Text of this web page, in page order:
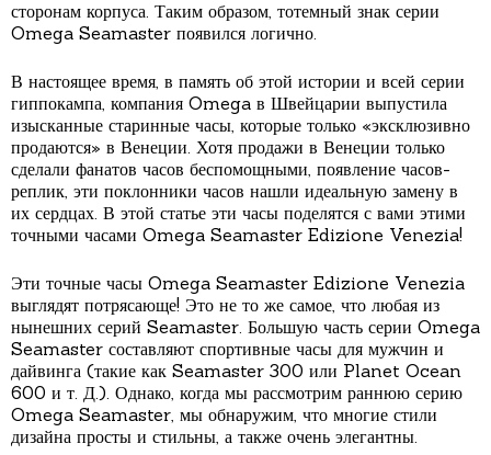
сторонам корпуса. Таким образом, тотемный знак серии
Omega Seamaster появился логично.
В настоящее время, в память об этой истории и всей серии
гиппокампа, компания Omega в Швейцарии выпустила
изысканные старинные часы, которые только «эксклюзивно
продаются» в Венеции. Хотя продажи в Венеции только
сделали фанатов часов беспомощными, появление часов-
реплик, эти поклонники часов нашли идеальную замену в
их сердцах. В этой статье эти часы поделятся с вами этими
точными часами Omega Seamaster Edizione Venezia!
Эти точные часы Omega Seamaster Edizione Venezia
выглядят потрясающе! Это не то же самое, что любая из
нынешних серий Seamaster. Большую часть серии Omega
Seamaster составляют спортивные часы для мужчин и
дайвинга (такие как Seamaster 300 или Planet Ocean
600 и т. Д.). Однако, когда мы рассмотрим раннюю серию
Omega Seamaster, мы обнаружим, что многие стили
дизайна просты и стильны, а также очень элегантны.